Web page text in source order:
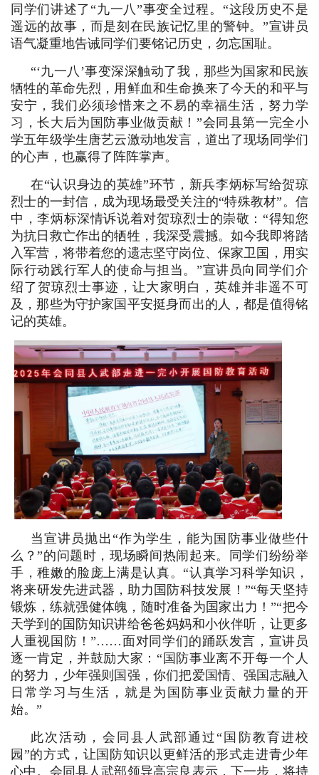
同学们讲述了 “九一八”事变全过程。“这段历史不是
遥远的故事，而是刻在民族记忆里的警钟。”宣讲员
语气凝重地告诫同学们要铭记历史，勿忘国耻。
“‘九一八’事变深深触动了我，那些为国家和民族
牺牲的革命先烈，用鲜血和生命换来了今天的和平与
安宁，我们必须珍惜来之不易的幸福生活，努力学
习，长大后为国防事业做贡献！”会同县第一完全小
学五年级学生唐艺云激动地发言，道出了现场同学们
的心声，也赢得了阵阵掌声。
在“认识身边的英雄”环节，新兵李炳标写给贺琼
烈士的一封信，成为现场最受关注的“特殊教材”。信
中，李炳标深情诉说着对贺琼烈士的崇敬：“得知您
为抗日救亡作出的牺牲，我深受震撼。如今我即将踏
入军营，将带着您的遗志坚守岗位、保家卫国，用实
际行动践行军人的使命与担当。”宣讲员向同学们介
绍了贺琼烈士事迹，让大家明白，英雄并非遥不可
及，那些为守护家国平安挺身而出的人，都是值得铭
记的英雄。
当宣讲员抛出 “作为学生，能为国防事业做些什
么？”的问题时，现场瞬间热闹起来。同学们纷纷举
手，稚嫩的脸庞上满是认真。“认真学习科学知识，
将来研发先进武器，助力国防科技发展！”“每天坚持
锻炼，练就强健体魄，随时准备为国家出力！”“把今
天学到的国防知识讲给爸爸妈妈和小伙伴听，让更多
人重视国防！”……面对同学们的踊跃发言，宣讲员
逐一肯定，并鼓励大家：“国防事业离不开每一个人
的努力，少年强则国强，你们把爱国情、强国志融入
日常学习与生活，就是为国防事业贡献力量的开
始。”
此次活动，会同县人武部通过 “国防教育进校
园”的方式，让国防知识以更鲜活的形式走进青少年
心中。会同县人武部领导高宗良表示，下一步，将持